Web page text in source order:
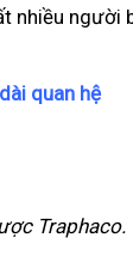
nhiều
quan hệ
Traphaco.